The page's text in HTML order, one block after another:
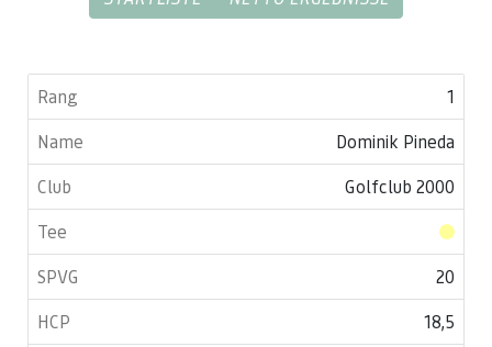
1
Dominik Pineda
Golfclub 2000
20
18,5